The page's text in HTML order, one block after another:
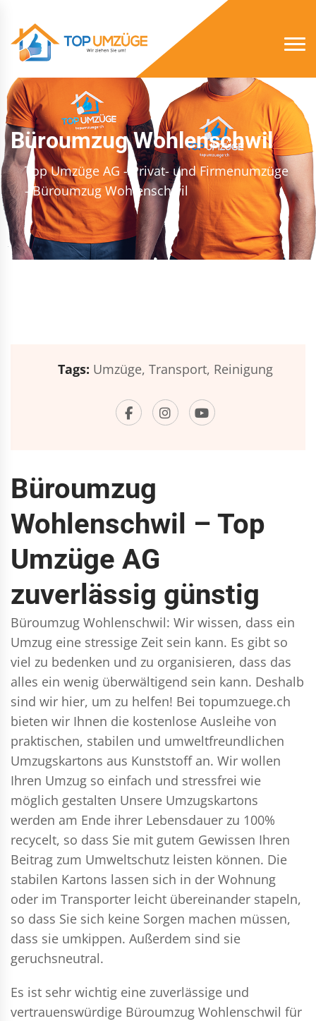
Büroumzug Wohlenschwil
Top Umzüge AG - Privat- und Firmenumzüge
- Büroumzug Wohlenschwil
Tags: Umzüge, Transport, Reinigung
Büroumzug
Wohlenschwil – Top
Umzüge AG
zuverlässig günstig
Büroumzug Wohlenschwil: Wir wissen, dass ein
Umzug eine stressige Zeit sein kann. Es gibt so
viel zu bedenken und zu organisieren, dass das
alles ein wenig überwältigend sein kann. Deshalb
sind wir hier, um zu helfen! Bei topumzuege.ch
bieten wir Ihnen die kostenlose Ausleihe von
praktischen, stabilen und umweltfreundlichen
Umzugskartons aus Kunststoff an. Wir wollen
Ihren Umzug so einfach und stressfrei wie
möglich gestalten Unsere Umzugskartons
werden am Ende ihrer Lebensdauer zu 100%
recycelt, so dass Sie mit gutem Gewissen Ihren
Beitrag zum Umweltschutz leisten können. Die
stabilen Kartons lassen sich in der Wohnung
oder im Transporter leicht übereinander stapeln,
so dass Sie sich keine Sorgen machen müssen,
dass sie umkippen. Außerdem sind sie
geruchsneutral.
Es ist sehr wichtig eine zuverlässige und
vertrauenswürdige Büroumzug Wohlenschwil für